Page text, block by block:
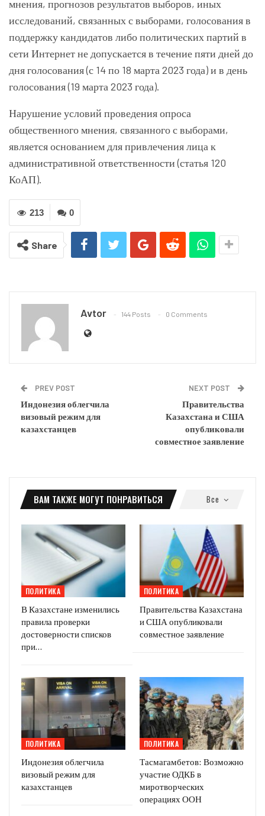
мнения, прогнозов результатов выборов, иных
исследований, связанных с выборами, голосования в
поддержку кандидатов либо политических партий в
сети Интернет не допускается в течение пяти дней до
дня голосования (с 14 по 18 марта 2023 года) и в день
голосования (19 марта 2023 года).
Нарушение условий проведения опроса
общественного мнения, связанного с выборами,
является основанием для привлечения лица к
административной ответственности (статья 120
КоАП).
0
213
Share
Avtor 144 Posts 0 Comments
PREV POST
Индонезия облегчила
визовый режим для
казахстанцев
NEXT POST
Правительства
Казахстана и США
опубликовали
совместное заявление
Все
ВАМ ТАКЖЕ МОГУТ ПОНРАВИТЬСЯ
ПОЛИТИКА
В Казахстане изменились
правила проверки
достоверности списков
при…
ПОЛИТИКА
Правительства Казахстана
и США опубликовали
совместное заявление
ПОЛИТИКА
Индонезия облегчила
визовый режим для
казахстанцев
ПОЛИТИКА
Тасмагамбетов: Возможно
участие ОДКБ в
миротворческих
операциях ООН